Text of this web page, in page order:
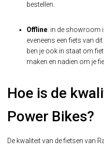
bestellen.
Offline: in de showroom
eveneens een fiets van
ben je ook in staat om
maken en nadien om je
Hoe is de
Power Bikes?
De kwaliteit van de fietsen van